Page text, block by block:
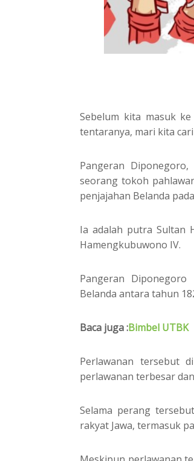
Sebelum kita masuk
tentaranya, mari kita
Pangeran
seorang tokoh
penjajahan Belanda
Ia adalah putra Sultan
Hamengkubuwono IV.
Pangeran
Belanda antara tahun
Baca juga :Bimbel UTBK
Perlawanan tersebut
perlawanan terbesar
Selama perang
rakyat Jawa, termasuk